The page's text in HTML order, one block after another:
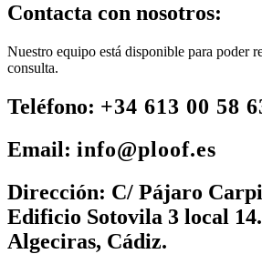
Contacta con nosotros:
Nuestro equipo está disponible para poder
consulta.
Teléfono: +34 613 00 58
Email: info@ploof.es
Dirección: C/ Pájaro
Edificio Sotovila 3 local
Algeciras, Cádiz.